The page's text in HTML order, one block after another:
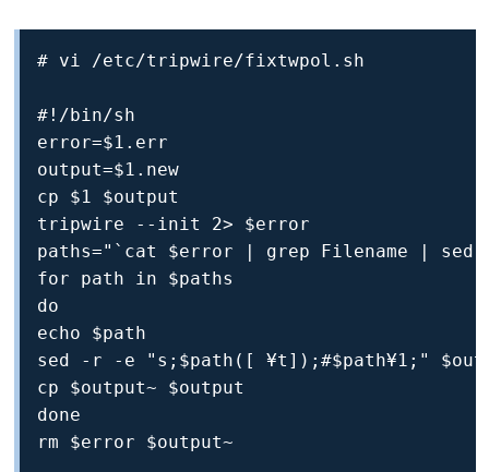
# vi /etc/tripwire/fixtwpol.sh
#!/bin/sh
error=$1.err
output=$1.new
cp $1 $output
tripwire --init 2> $error
paths="`cat $error | grep Filename |
for path in $paths
do
echo $path
sed -r -e "s;$path([ ¥t]);#$path¥1;"
cp $output~ $output
done
rm $error $output~